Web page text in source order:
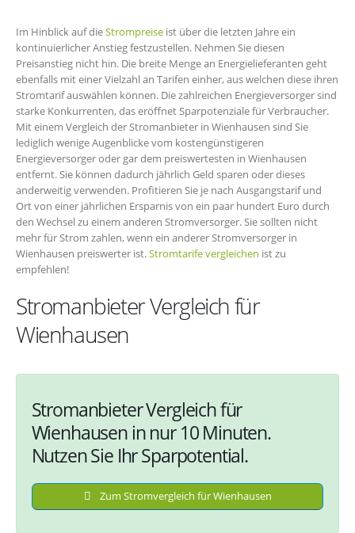
Im Hinblick auf dieStrompreise ist über die letzten Jahre ein
kontinuierlicher Anstieg festzustellen. Nehmen Sie diesen
Preisanstieg nicht hin. Die breite Menge an Energielieferanten geht
ebenfalls mit einer Vielzahl an Tarifen einher, aus welchen diese ihren
Stromtarif auswählen können. Die zahlreichen Energieversorger sind
starke Konkurrenten, das eröffnet Sparpotenziale für Verbraucher.
Mit einem Vergleich der Stromanbieter in Wienhausen sind Sie
lediglich wenige Augenblicke vom kostengünstigeren
Energieversorger oder gar dem preiswertesten in Wienhausen
entfernt. Sie können dadurch jährlich Geld sparen oder dieses
anderweitig verwenden. Profitieren Sie je nach Ausgangstarif und
Ort von einer jährlichen Ersparnis von ein paar hundert Euro durch
den Wechsel zu einem anderen Stromversorger. Sie sollten nicht
mehr für Strom zahlen, wenn ein anderer Stromversorger in
Wienhausen preiswerter ist.Stromtarife vergleichen ist zu
empfehlen!
Stromanbieter Vergleich für
Wienhausen
Stromanbieter Vergleich für
Wienhausen in nur 10 Minuten.
Nutzen Sie Ihr Sparpotential.
Zum Stromvergleich für Wienhausen